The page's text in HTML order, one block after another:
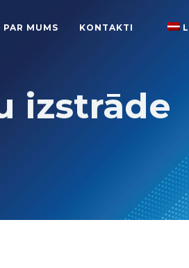
PAR MUMS KONTAKTI
izstrāde